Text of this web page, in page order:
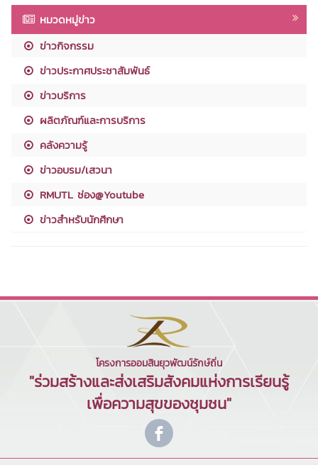
หมวดหมู่ข่าว
ข่าวกิจกรรม
ข่าวประกาศประชาสัมพันธ์
ข่าวบริการ
ผลิตภัณฑ์และการบริการ
คลังความรู้
ข่าวอบรม/เสวนา
RMUTL ช่อง@Youtube
ข่าวสำหรับนักศึกษา
โครงการออมสินยุวพัฒน์รักษ์ถิ่น
"ร่วมสร้างและส่งเสริมสังคมแห่งการเรียนรู้
เพื่อความสุขของชุมชน"